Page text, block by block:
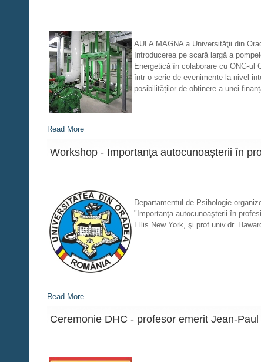
AULA MAGNA a Universităţii din
Introducerea pe scară largă a
Energetică în colaborare cu ONG-ul
într-o serie de evenimente la nivel
posibilităților de obținere a unei
Read More
Workshop - Importanţa autocunoaşterii în
Departamentul de Psihologie
"Importanţa autocunoaşterii în
Ellis New York, şi prof.univ.dr.
Read More
Ceremonie DHC - profesor emerit Jean-